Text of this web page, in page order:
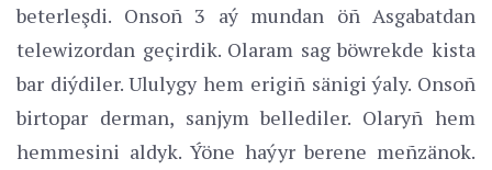
beterleşdi. Onsoñ 3 aý mundan öñ Asgabatdan
telewizordan geçirdik. Olaram sag böwrekde kista
bar diýdiler. Ululygy hem erigiñ sänigi ýaly. Onsoñ
birtopar derman, sanjym bellediler. Olaryñ hem
hemmesini aldyk. Ýöne haýyr berene meñzänok.